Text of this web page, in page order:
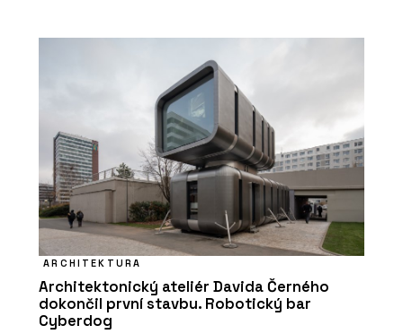
ARCHITEKTURA
Architektonický ateliér Davida Černého
dokončil první stavbu. Robotický bar
Cyberdog